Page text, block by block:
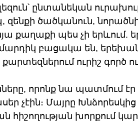
ընտանեկան
ծածկանուն,
քաղաքի պես չի երևում.
բացակա են,
ուրիշ գործ
որոնք նա պատմում էր
չէին։ Մայրը
հիշողության խորքում